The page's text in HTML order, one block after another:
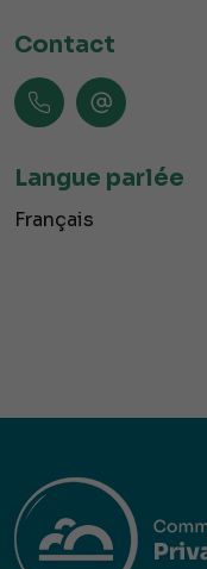
Contact
Langue parlée
Français